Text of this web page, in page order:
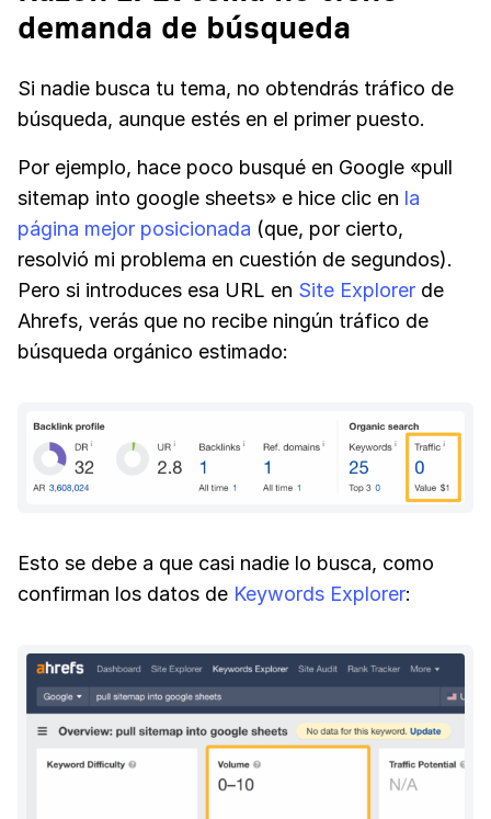
demanda de búsqueda
Si nadie busca tu tema, no obtendrás tráfico de
búsqueda, aunque estés en el primer puesto.
Por ejemplo, hace poco busqué en Google «pull
sitemap into google sheets» e hice clic en la
página mejor posicionada (que, por cierto,
resolvió mi problema en cuestión de segundos).
Pero si introduces esa URL en Site Explorer de
Ahrefs, verás que no recibe ningún tráfico de
búsqueda orgánico estimado:
Esto se debe a que casi nadie lo busca, como
confirman los datos de Keywords Explorer: